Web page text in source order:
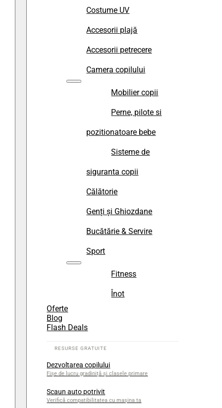
Costume UV
Accesorii plajă
Accesorii petrecere
Camera copilului
Mobilier copii
Perne, pilote si
pozitionatoare bebe
Sisteme de
siguranta copii
Călătorie
Genți și Ghiozdane
Bucătărie & Servire
Sport
Fitness
Înot
Oferte
Blog
Flash Deals
Dezvoltarea copilului
Fișe de lucru gradiniță și clasele primare
Scaun auto potrivit
Verifică compatibilitatea cu mașina ta